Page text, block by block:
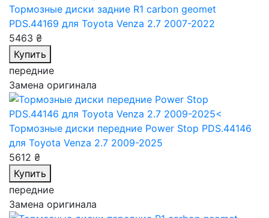
Тормозные диски задние R1 carbon geomet
PDS.44169 для Toyota Venza 2.7 2007-2022
5463 ₴
Купить
передние
Замена оригинала
Тормозные диски передние Power Stop PDS.44146
для Toyota Venza 2.7 2009-2025
5612 ₴
Купить
передние
Замена оригинала